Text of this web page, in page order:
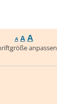
A A A
anpassen